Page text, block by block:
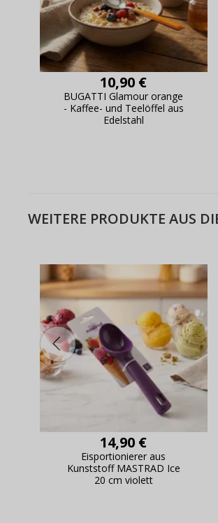
10,90 €
BUGATTI Glamour orange
- Kaffee- und Teelöffel aus
Edelstahl
WEITERE PRODUKTE AUS
14,90 €
Eisportionierer aus
Kunststoff MASTRAD Ice
20 cm violett